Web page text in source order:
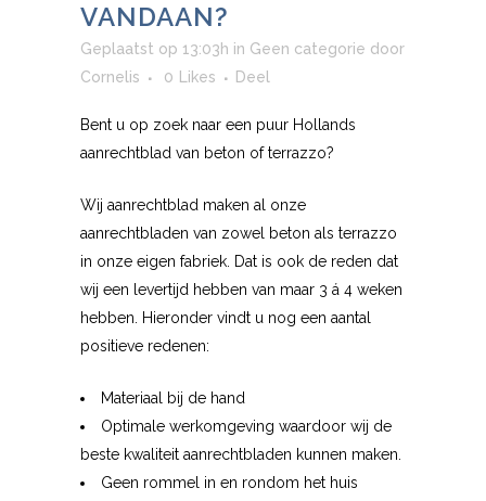
VANDAAN?
Geplaatst op 13:03h in Geen categorie door
Cornelis
0 Likes Deel
Bent u op zoek naar een puur Hollands
aanrechtblad van beton of terrazzo?
Wij aanrechtblad maken al onze
aanrechtbladen van zowel beton als terrazzo
in onze eigen fabriek. Dat is ook de reden dat
wij een levertijd hebben van maar 3 á 4 weken
hebben. Hieronder vindt u nog een aantal
positieve redenen:
Materiaal bij de hand
Optimale werkomgeving waardoor wij de
beste kwaliteit aanrechtbladen kunnen maken.
Geen rommel in en rondom het huis